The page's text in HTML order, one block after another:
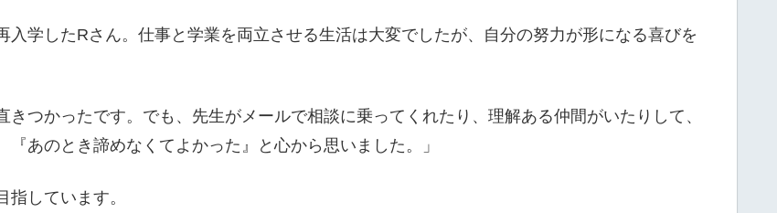
学したRさん。仕事と学業を両立させる生活は大変でしたが、自分の努力が形になる喜びを
きつかったです。でも、先生がメールで相談に乗ってくれたり、理解ある仲間がいたりして、
あのとき諦めなくてよかった』と心から思いました。」
しています。